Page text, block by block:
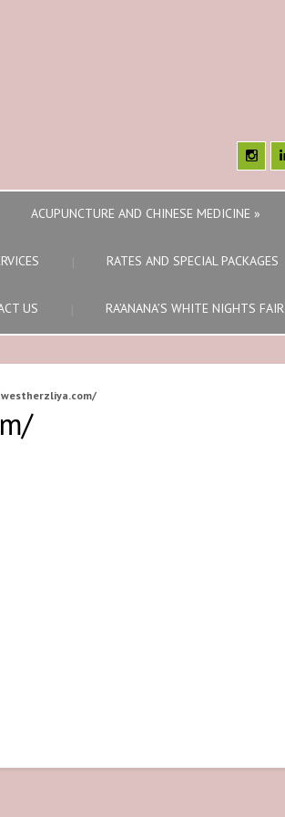
ACUPUNCTURE AND CHINESE MEDICINE »
RATES AND SPECIAL PACKAGES
US RA’ANANA’S WHITE NIGHTS FAIR